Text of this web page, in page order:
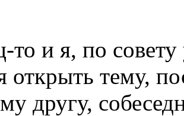
то и я, по
открыть тему,
другу,